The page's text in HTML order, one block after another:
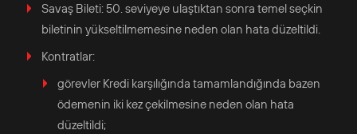
Savaş Bileti: 50. seviyeye ulaştıktan sonra temel seçkin
biletinin yükseltilmemesine neden olan hata düzeltildi.
Kontratlar:
görevler Kredi karşılığında tamamlandığında bazen
ödemenin iki kez çekilmesine neden olan hata
düzeltildi;